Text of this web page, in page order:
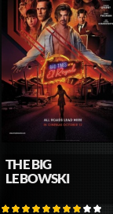
THE BIG
LEBOWSKI